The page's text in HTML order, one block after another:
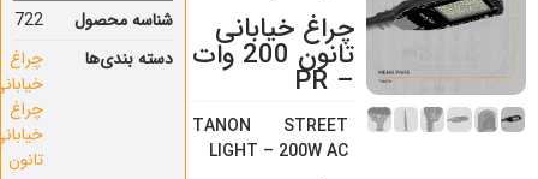
چراغ خیابانی
تانون 200 وات
– PR
TANON STREET
LIGHT – 200W AC
شناسه محصول
722
دسته بندی‌ها
چراغ
خیابانی,
چراغ
خیابانی
تانون